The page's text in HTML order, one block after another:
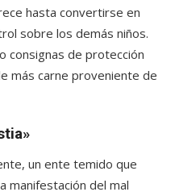
hasta convertirse en
sobre los demás niños.
consignas de protección
más carne proveniente de
un ente temido que
manifestación del mal